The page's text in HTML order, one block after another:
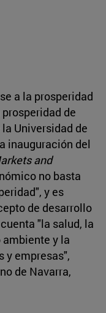
a la prosperidad
de
Universidad de
inauguración del
and
no basta
y es
de desarrollo
"la salud, la
y la
y empresas",
de Navarra,